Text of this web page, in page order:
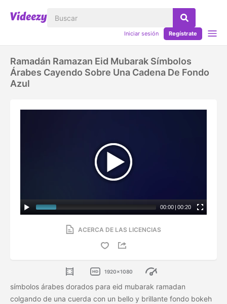
Iniciar sesión Regístrate
Ramadán Ramazan Eid Mubarak Símbolos
Árabes Cayendo Sobre Una Cadena De Fondo
Azul
00:00 | 00:20
ACERCA DE LAS LICENCIAS
1920x1080
símbolos árabes dorados para eid mubarak ramadan
colgando de una cuerda con un bello y brillante fondo bokeh